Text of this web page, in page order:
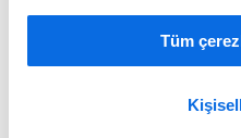
Tüm
ERP vs PLM: Which Delivers